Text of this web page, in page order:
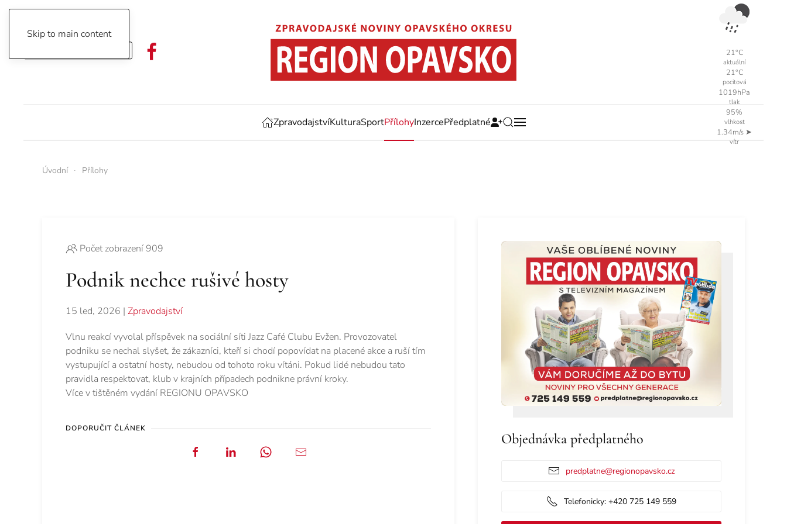
Skip to main content
21°C
aktuální
21°C
pocitová
1019hPa
tlak
95%
vlhkost
1.34m/s ➤
vítr
ZpravodajstvíKulturaSportPřílohyInzercePředplatné
Úvodní Přílohy
Počet zobrazení 909
Podnik nechce rušivé hosty
15 led, 2026 | Zpravodajství
Vlnu reakcí vyvolal příspěvek na sociální síti Jazz Café Clubu Evžen. Provozovatel
podniku se nechal slyšet, že zákazníci, kteří si chodí popovídat na placené akce a ruší tím
vystupující a ostatní hosty, nebudou od tohoto roku vítáni. Pokud lidé nebudou tato
pravidla respektovat, klub v krajních případech podnikne právní kroky.
Více v tištěném vydání REGIONU OPAVSKO
DOPORUČIT ČLÁNEK
Objednávka předplatného
predplatne@regionopavsko.cz
Telefonicky: +420 725 149 559